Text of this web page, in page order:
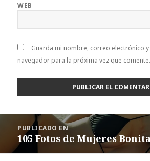
WEB
Guarda mi nombre, correo electrónico
navegador para la próxima vez que comente.
Navegación
entradas
PUBLICADO EN
105 Fotos de Mujeres